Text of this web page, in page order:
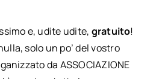
e, udite udite, gratuito!
solo un po’ del vostro
da ASSOCIAZIONE